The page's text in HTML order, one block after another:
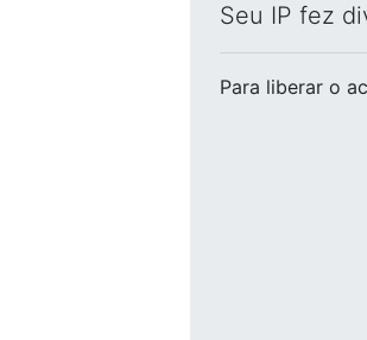
Seu IP fez
Para liberar o